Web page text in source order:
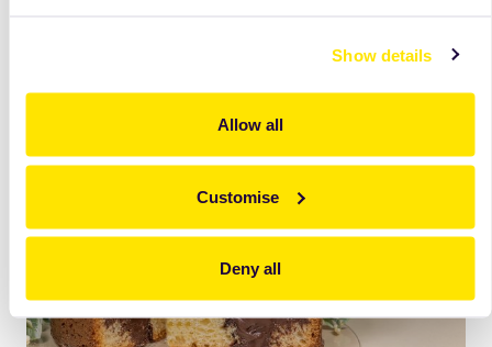
Show details
Allow all
Customise
Deny all